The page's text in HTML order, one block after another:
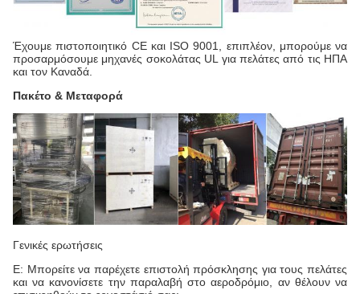
Έχουμε πιστοποιητικό CE και ISO 9001, επιπλέον, μπορούμε να
προσαρμόσουμε μηχανές σοκολάτας UL για πελάτες από τις ΗΠΑ
και τον Καναδά.
Πακέτο & Μεταφορά
Γενικές ερωτήσεις
Ε: Μπορείτε να παρέχετε επιστολή πρόσκλησης για τους πελάτες
και να κανονίσετε την παραλαβή στο αεροδρόμιο, αν θέλουν να